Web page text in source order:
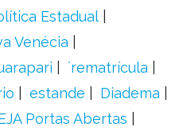
Estadual
Venécia
´rematrícula
estande
Diadema
Portas Abertas